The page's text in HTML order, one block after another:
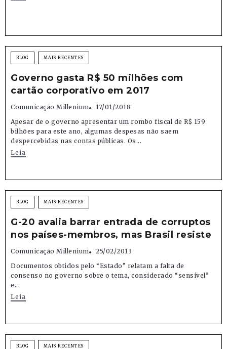
BLOG MAIS RECENTES
Governo gasta R$ 50 milhões com
cartão corporativo em 2017
Comunicação Millenium
17/01/2018
Apesar de o governo apresentar um rombo fiscal de R$ 159
bilhões para este ano, algumas despesas não saem
despercebidas nas contas públicas. Os...
Leia
BLOG MAIS RECENTES
G-20 avalia barrar entrada de corruptos
nos países-membros, mas Brasil resiste
Comunicação Millenium
25/02/2013
Documentos obtidos pelo “Estado” relatam a falta de
consenso no governo sobre o tema, considerado “sensível”
e...
Leia
BLOG MAIS RECENTES